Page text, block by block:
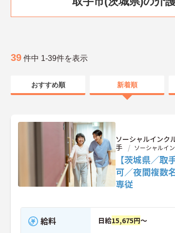
39 件中 1-39件を表示
おすすめ順 新着順
ソーシャルインク
手
ソーシャルイ
【茨城県／
可／夜間複数
専従
給料 日給15,675円～